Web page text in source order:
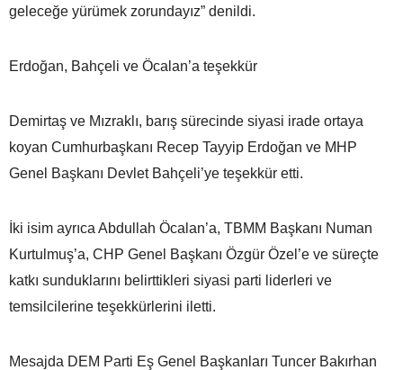
geleceğe yürümek zorundayız” denildi.
Erdoğan, Bahçeli ve Öcalan’a teşekkür
Demirtaş ve Mızraklı, barış sürecinde siyasi irade ortaya
koyan Cumhurbaşkanı Recep Tayyip Erdoğan ve MHP
Genel Başkanı Devlet Bahçeli’ye teşekkür etti.
İki isim ayrıca Abdullah Öcalan’a, TBMM Başkanı Numan
Kurtulmuş’a, CHP Genel Başkanı Özgür Özel’e ve süreçte
katkı sunduklarını belirttikleri siyasi parti liderleri ve
temsilcilerine teşekkürlerini iletti.
Mesajda DEM Parti Eş Genel Başkanları Tuncer Bakırhan